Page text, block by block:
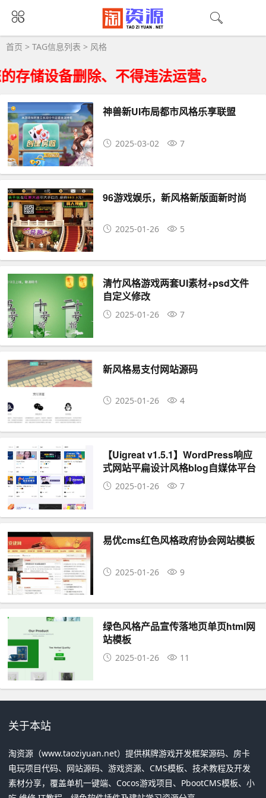
风格大全 - 风格相关资源下载
首页 > TAG信息列表 > 风格
储设备删除、不得违法运营。
神兽新UI布局都市风格乐享联盟
2025-03-02 7
96游戏娱乐，新风格新版面新时尚
2025-01-26 5
清竹风格游戏两套UI素材+psd文件
自定义修改
2025-01-26 7
新风格易支付网站源码
2025-01-26 4
【Uigreat v1.5.1】WordPress响应
式网站平扁设计风格blog自媒体平台
主题风格
2025-01-26 7
易优cms红色风格政府协会网站模板
2025-01-26 9
绿色风格产品宣传落地页单页html网
站模板
2025-01-26 11
关于本站
淘资源（www.taoziyuan.net）提供棋牌游戏开发框架源码、房卡
电玩项目代码、网站源码、游戏资源、CMS模板、技术教程及开发
素材分享，覆盖单机一键端、Cocos游戏项目、PbootCMS模板、小